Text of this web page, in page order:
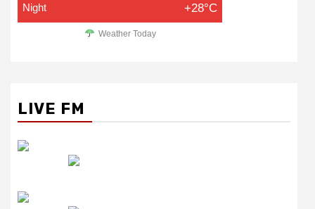
Night +28°C
Weather Today
LIVE FM